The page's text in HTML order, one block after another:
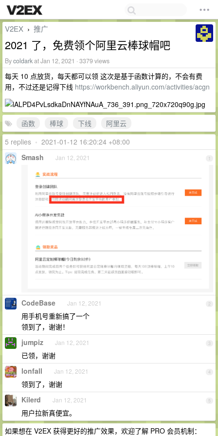
V2EX › 推广
2021 了，免费领个阿里云棒球帽吧
Bycoldarkat Jan 12, 2021 · 3379 views
每天 10 点放货，每天都可以领 这次是基于函数计算的，不会有费
用，不过还是记得下线 https://workbench.aliyun.com/activities/acgn
函数 棒球 下线
阿里云
5 replies • 2021-01-12 16:20:24 +08:00
1
Smash Jan 12, 2021
2
CodeBase Jan 12, 2021
用手机号重新搞了一个
领到了，谢谢！
3
jumpiz Jan 12, 2021
已领，谢谢
4
lonfall Jan 12, 2021
领到了，谢谢
5
Kilerd Jan 12, 2021
用户拉新真便宜。
如果想在 V2EX 获得更好的推广效果，欢迎了解 PRO 会员机制：